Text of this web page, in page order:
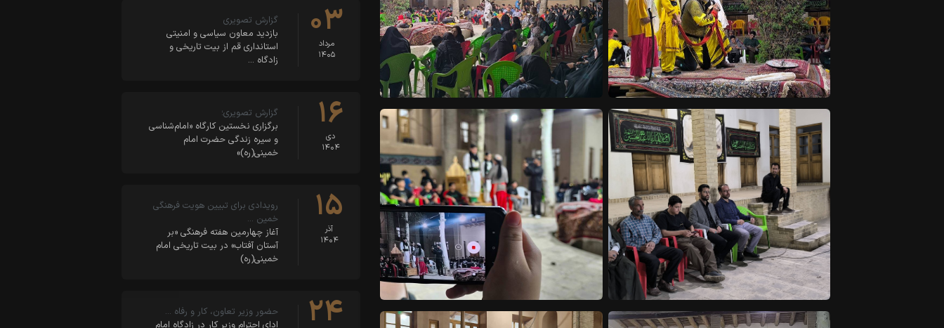
۰۳
مرداد
۱۴۰۵
گزارش تصویری
بازدید معاون سیاسی و امنیتی
استانداری قم از بیت تاریخی و
زادگاه …
۱۶
دی
۱۴۰۴
گزارش تصویری؛
برگزاری نخستین کارگاه «امام‌شناسی
و سیره زندگی حضرت امام
خمینی(ره)»
۱۵
آذر
۱۴۰۴
رویدادی برای تبیین هویت فرهنگی
خمین …
آغاز چهارمین هفته فرهنگی «بر
آستان آفتاب» در بیت تاریخی امام
خمینی(ره)
۲۴
حضور وزیر تعاون، کار و رفاه …
ادای احترام وزیر کار در زادگاه امام